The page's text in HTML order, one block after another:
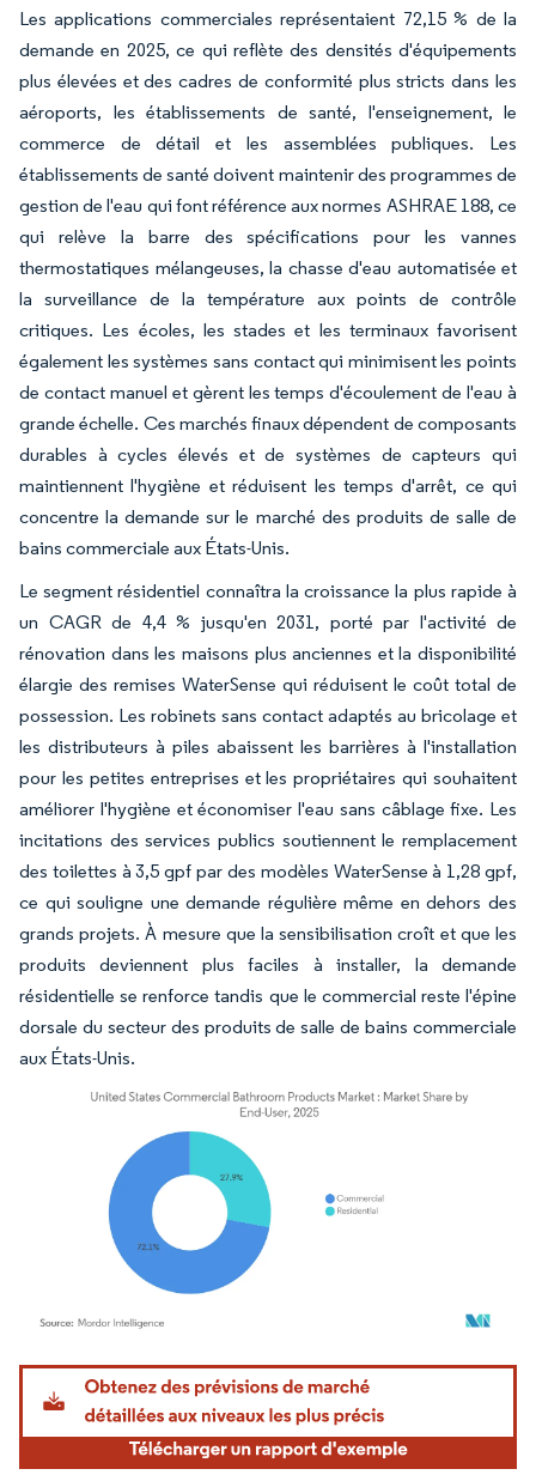
Les applications commerciales représentaient 72,15 % de la
demande en 2025, ce qui reflète des densités d'équipements
plus élevées et des cadres de conformité plus stricts dans les
aéroports, les établissements de santé, l'enseignement, le
commerce de détail et les assemblées publiques. Les
établissements de santé doivent maintenir des programmes de
gestion de l'eau qui font référence aux normes ASHRAE 188, ce
qui relève la barre des spécifications pour les vannes
thermostatiques mélangeuses, la chasse d'eau automatisée et
la surveillance de la température aux points de contrôle
critiques. Les écoles, les stades et les terminaux favorisent
également les systèmes sans contact qui minimisent les points
de contact manuel et gèrent les temps d'écoulement de l'eau à
grande échelle. Ces marchés finaux dépendent de composants
durables à cycles élevés et de systèmes de capteurs qui
maintiennent l'hygiène et réduisent les temps d'arrêt, ce qui
concentre la demande sur le marché des produits de salle de
bains commerciale aux États-Unis.
Le segment résidentiel connaîtra la croissance la plus rapide à
un CAGR de 4,4 % jusqu'en 2031, porté par l'activité de
rénovation dans les maisons plus anciennes et la disponibilité
élargie des remises WaterSense qui réduisent le coût total de
possession. Les robinets sans contact adaptés au bricolage et
les distributeurs à piles abaissent les barrières à l'installation
pour les petites entreprises et les propriétaires qui souhaitent
améliorer l'hygiène et économiser l'eau sans câblage fixe. Les
incitations des services publics soutiennent le remplacement
des toilettes à 3,5 gpf par des modèles WaterSense à 1,28 gpf,
ce qui souligne une demande régulière même en dehors des
grands projets. À mesure que la sensibilisation croît et que les
produits deviennent plus faciles à installer, la demande
résidentielle se renforce tandis que le commercial reste l'épine
dorsale du secteur des produits de salle de bains commerciale
aux États-Unis.
Image © Mordor Intelligence. La réutilisation nécessite une attribution sous CC BY